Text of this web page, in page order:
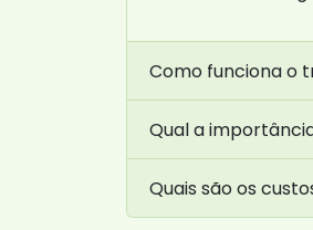
Como funciona o
Qual a
Quais são os